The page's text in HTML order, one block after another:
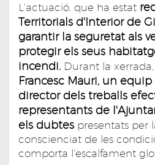
L'actuació, que ha estat
Territorials d'Interior de
garantir la seguretat als
protegir els seus
incendi. Durant la xerrada,
Francesc Mauri, un
director dels treballs
representants de
els dubtes presentats per
conscienciat de les
comporta l'escalfament